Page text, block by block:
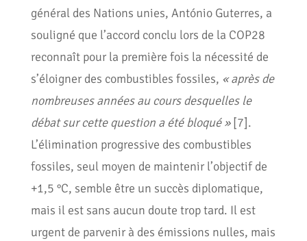
général des Nations unies, António Guterres, a
souligné que l’accord conclu lors de la COP28
reconnaît pour la première fois la nécessité de
s’éloigner des combustibles fossiles, « après de
nombreuses années au cours desquelles le
débat sur cette question a été bloqué » [7].
L’élimination progressive des combustibles
fossiles, seul moyen de maintenir l’objectif de
+1,5 °C, semble être un succès diplomatique,
mais il est sans aucun doute trop tard. Il est
urgent de parvenir à des émissions nulles, mais